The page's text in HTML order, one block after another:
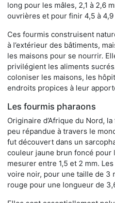
long pour les mâles, 2,1 à 2,6
ouvrières et pour finir 4,5 à
Ces fourmis construisent
à l’extérieur des bâtiments,
les maisons pour se nourrir.
privilégient les aliments
coloniser les maisons, les
endroits propices à leur
Les fourmis pharaons
Originaire d’Afrique du Nord,
peu répandue à travers le
fut découvert dans un
couleur jaune brun foncé
mesurer entre 1,5 et 2 mm.
voire noir, pour une taille de 3
rouge pour une longueur de